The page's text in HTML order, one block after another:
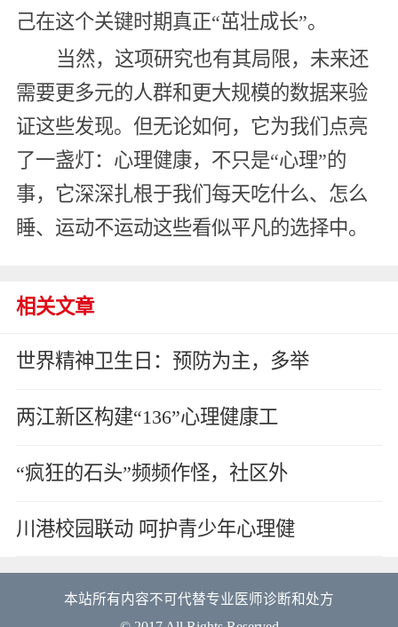
己在这个关键时期真正“茁壮成长”。
当然，这项研究也有其局限，未来还
需要更多元的人群和更大规模的数据来验
证这些发现。但无论如何，它为我们点亮
了一盏灯：心理健康，不只是“心理”的
事，它深深扎根于我们每天吃什么、怎么
睡、运动不运动这些看似平凡的选择中。
相关文章
世界精神卫生日：预防为主，多举
两江新区构建“136”心理健康工
“疯狂的石头”频频作怪，社区外
川港校园联动 呵护青少年心理健
本站所有内容不可代替专业医师诊断和处方